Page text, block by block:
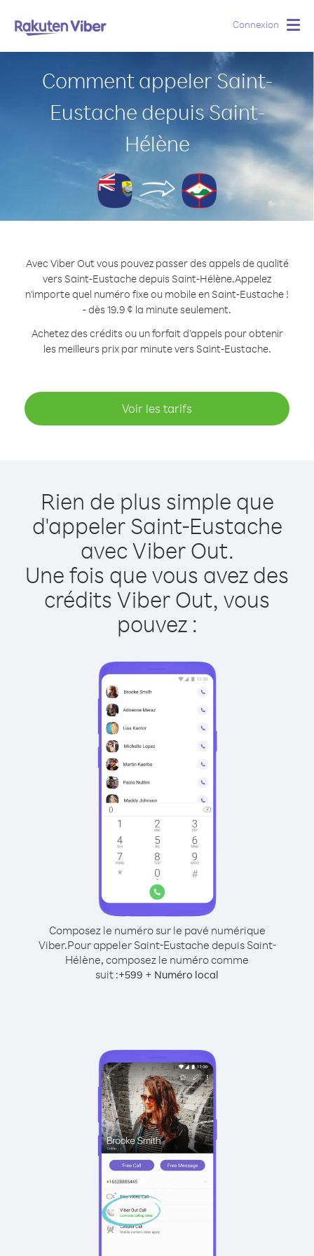
Connexion
Comment appeler Saint-
Eustache depuis Saint-
Hélène
Avec Viber Out vous pouvez passer des appels de qualité
vers Saint-Eustache depuis Saint-Hélène.Appelez
n'importe quel numéro fixe ou mobile en Saint-Eustache !
- dès 19.9 ¢ la minute seulement.
Achetez des crédits ou un forfait d’appels pour obtenir
les meilleurs prix par minute vers Saint-Eustache.
Voir les tarifs
Rien de plus simple que
d'appeler Saint-Eustache
avec Viber Out.
Une fois que vous avez des
crédits Viber Out, vous
pouvez :
Composez le numéro sur le pavé numérique
Viber.Pour appeler Saint-Eustache depuis Saint-
Hélène, composez le numéro comme
suit :+599 + Numéro local